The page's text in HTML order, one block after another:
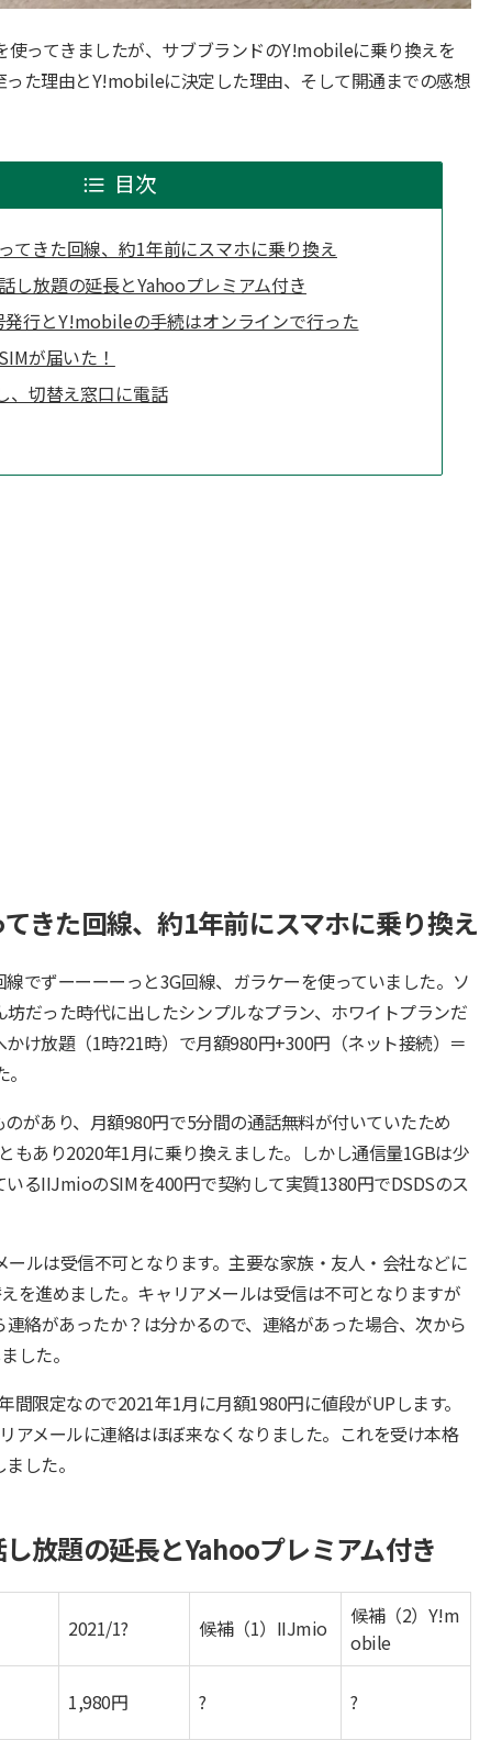
ってきましたが、サブブランドのY!mobileに乗り換えを
った理由とY!mobileに決定した理由、そして開通までの感想
目次
てきた回線、約1年前にスマホに乗り換え
し放題の延長とYahooプレミアム付き
行とY!mobileの手続はオンラインで行った
が届いた！
、切替え窓口に電話
きた回線、約1年前にスマホに乗り換え
でずーーーーっと3G回線、ガラケーを使っていました。ソ
だった時代に出したシンプルなプラン、ホワイトプランだ
け放題（1時?21時）で月額980円+300円（ネット接続）＝
があり、月額980円で5分間の通話無料が付いていたため
もあり2020年1月に乗り換えました。しかし通信量1GBは少
るIIJmioのSIMを400円で契約して実質1380円でDSDSのス
ルは受信不可となります。主要な家族・友人・会社などに
を進めました。キャリアメールは受信は不可となりますが
絡があったか？は分かるので、連絡があった場合、次から
した。
間限定なので2021年1月に月額1980円に値段がUPします。
アメールに連絡はほぼ来なくなりました。これを受け本格
した。
放題の延長とYahooプレミアム付き
2021/1? 候補（1）IIJmio
候補（2）Y!m
obile
1,980円 ? ?